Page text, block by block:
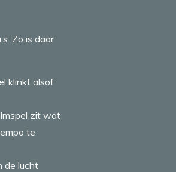
Zo is daar
klinkt alsof
zit wat
te
de lucht